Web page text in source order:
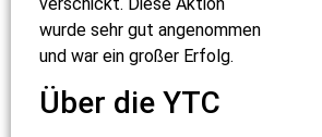
wurde sehr gut angenommen
und war ein großer Erfolg.
Über die YTC